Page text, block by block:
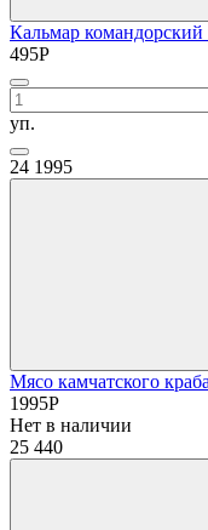
Кальмар
495Р
уп.
24 1995
Мясо камчатского
1995Р
Нет в наличии
25 440